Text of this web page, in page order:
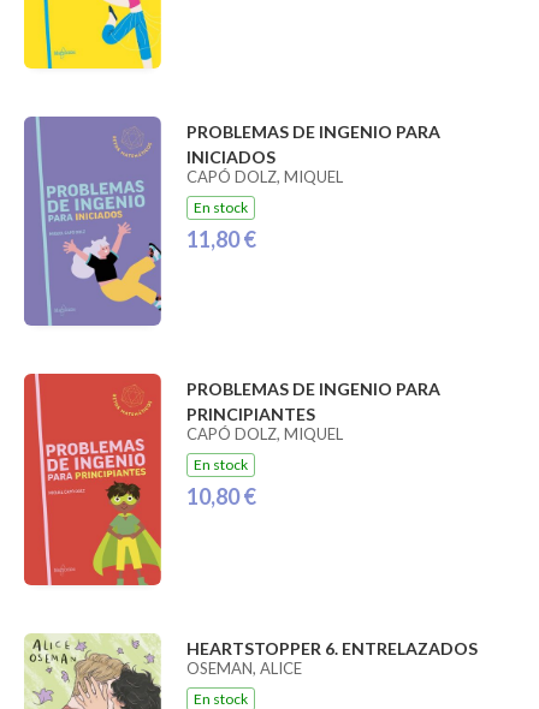
PROBLEMAS DE INGENIO PARA
INICIADOS
CAPÓ DOLZ, MIQUEL
En stock
11,80 €
PROBLEMAS DE INGENIO PARA
PRINCIPIANTES
CAPÓ DOLZ, MIQUEL
En stock
10,80 €
HEARTSTOPPER 6. ENTRELAZADOS
OSEMAN, ALICE
En stock